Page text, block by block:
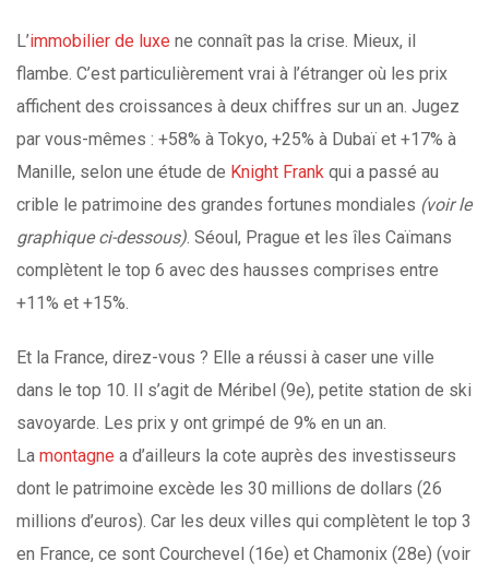
L’immobilier de luxe ne connaît pas la crise. Mieux, il
flambe. C’est particulièrement vrai à l’étranger où les prix
affichent des croissances à deux chiffres sur un an. Jugez
par vous-mêmes : +58% à Tokyo, +25% à Dubaï et +17% à
Manille, selon une étude de Knight Frank qui a passé au
crible le patrimoine des grandes fortunes mondiales (voir le
graphique ci-dessous). Séoul, Prague et les îles Caïmans
complètent le top 6 avec des hausses comprises entre
+11% et +15%.
Et la France, direz-vous ? Elle a réussi à caser une ville
dans le top 10. Il s’agit de Méribel (9e), petite station de ski
savoyarde. Les prix y ont grimpé de 9% en un an.
La montagne a d’ailleurs la cote auprès des investisseurs
dont le patrimoine excède les 30 millions de dollars (26
millions d’euros). Car les deux villes qui complètent le top 3
en France, ce sont Courchevel (16e) et Chamonix (28e) (voir